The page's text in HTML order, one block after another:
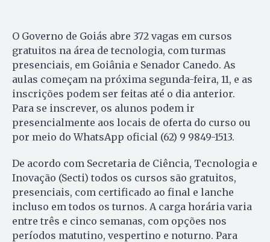
O Governo de Goiás abre 372 vagas em cursos
gratuitos na área de tecnologia, com turmas
presenciais, em Goiânia e Senador Canedo. As
aulas começam na próxima segunda-feira, 11, e as
inscrições podem ser feitas até o dia anterior.
Para se inscrever, os alunos podem ir
presencialmente aos locais de oferta do curso ou
por meio do WhatsApp oficial (62) 9 9849-1513.
De acordo com Secretaria de Ciência, Tecnologia e
Inovação (Secti) todos os cursos são gratuitos,
presenciais, com certificado ao final e lanche
incluso em todos os turnos. A carga horária varia
entre três e cinco semanas, com opções nos
períodos matutino, vespertino e noturno. Para